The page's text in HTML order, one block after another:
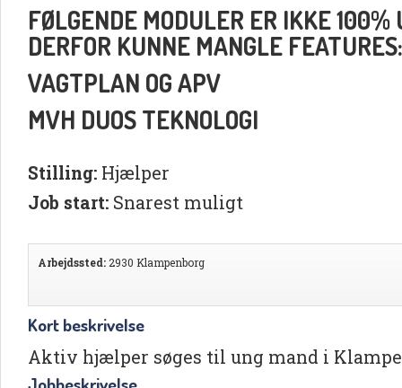
FØLGENDE MODULER ER IKKE 100%
DERFOR KUNNE MANGLE FEATURES:
VAGTPLAN OG APV
MVH DUOS TEKNOLOGI
Stilling: Hjælper
Job start: Snarest muligt
Arbejdssted: 2930 Klampenborg
Kort beskrivelse
Aktiv hjælper søges til ung mand i